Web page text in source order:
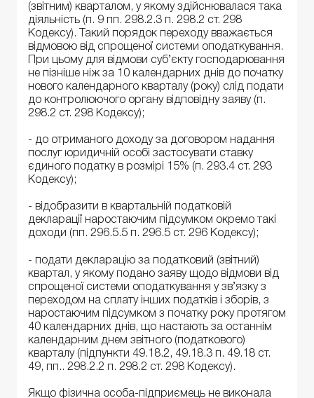
(звітним) кварталом, у якому здійснювалася така
діяльність (п. 9 пп. 298.2.3 п. 298.2 ст. 298
Кодексу). Такий порядок переходу вважається
відмовою від спрощеної системи оподаткування.
При цьому для відмови суб’єкту господарювання
не пізніше ніж за 10 календарних днів до початку
нового календарного кварталу (року) слід подати
до контролюючого органу відповідну заяву (п.
298.2 ст. 298 Кодексу);
- до отриманого доходу за договором надання
послуг юридичній особі застосувати ставку
єдиного податку в розмірі 15% (п. 293.4 ст. 293
Кодексу);
- відобразити в квартальній податковій
декларації наростаючим підсумком окремо такі
доходи (пп. 296.5.5 п. 296.5 ст. 296 Кодексу);
- подати декларацію за податковий (звітний)
квартал, у якому подано заяву щодо відмови від
спрощеної системи оподаткування у зв’язку з
переходом на сплату інших податків і зборів, з
наростаючим підсумком з початку року протягом
40 календарних днів, що настають за останнім
календарним днем звітного (податкового)
кварталу (підпункти 49.18.2, 49.18.3 п. 49.18 ст.
49, пп.. 298.2.2 п. 298.2 ст. 298 Кодексу).
Якщо фізична особа-підприємець не виконала